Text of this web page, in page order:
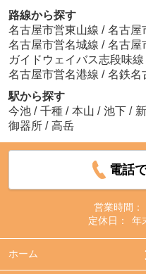
路線から探す
名古屋市営東山線 / 名古屋
名古屋市営名城線 / 名古屋
ガイドウェイバス志段味線
名古屋市営名港線 / 名鉄名
駅から探す
今池 / 千種 / 本山 / 池下 /
御器所 / 高岳
電話
営業時間：
定休日：
年
ホーム